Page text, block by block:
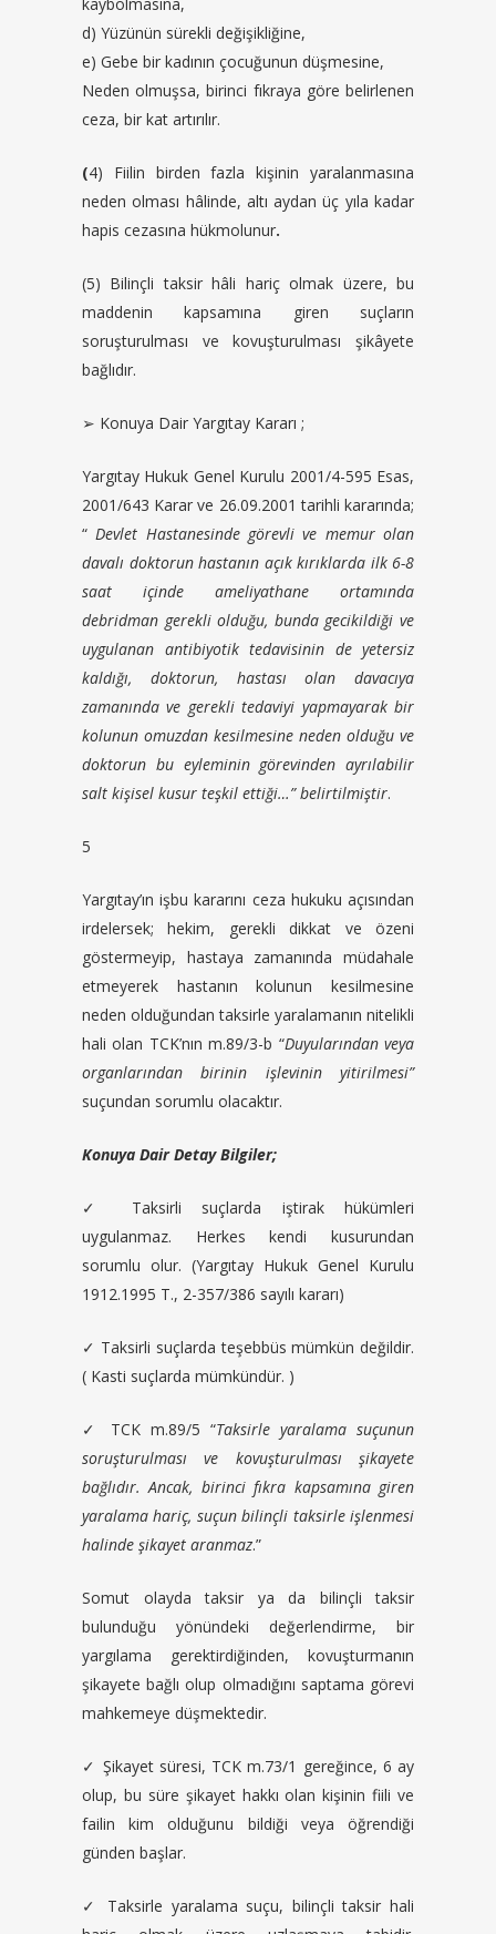
kaybolmasına,
d) Yüzünün sürekli değişikliğine,
e) Gebe bir kadının çocuğunun düşmesine,
Neden olmuşsa, birinci fıkraya göre belirlenen
ceza, bir kat artırılır.
(4) Fiilin birden fazla kişinin yaralanmasına
neden olması hâlinde, altı aydan üç yıla kadar
hapis cezasına hükmolunur.
(5) Bilinçli taksir hâli hariç olmak üzere, bu
maddenin kapsamına giren suçların
soruşturulması ve kovuşturulması şikâyete
bağlıdır.
➢ Konuya Dair Yargıtay Kararı ;
Yargıtay Hukuk Genel Kurulu 2001/4-595 Esas,
2001/643 Karar ve 26.09.2001 tarihli kararında;
“Devlet Hastanesinde görevli ve memur olan
davalı doktorun hastanın açık kırıklarda ilk 6-8
saat içinde ameliyathane ortamında
debridman gerekli olduğu, bunda gecikildiği ve
uygulanan antibiyotik tedavisinin de yetersiz
kaldığı, doktorun, hastası olan davacıya
zamanında ve gerekli tedaviyi yapmayarak bir
kolunun omuzdan kesilmesine neden olduğu ve
doktorun bu eyleminin görevinden ayrılabilir
salt kişisel kusur teşkil ettiği…” belirtilmiştir.
5
Yargıtay’ın işbu kararını ceza hukuku açısından
irdelersek; hekim, gerekli dikkat ve özeni
göstermeyip, hastaya zamanında müdahale
etmeyerek hastanın kolunun kesilmesine
neden olduğundan taksirle yaralamanın nitelikli
hali olan TCK’nın m.89/3-b “Duyularından veya
organlarından birinin işlevinin yitirilmesi”
suçundan sorumlu olacaktır.
Konuya Dair Detay Bilgiler;
✓ Taksirli suçlarda iştirak hükümleri
uygulanmaz. Herkes kendi kusurundan
sorumlu olur. (Yargıtay Hukuk Genel Kurulu
1912.1995 T., 2-357/386 sayılı kararı)
✓ Taksirli suçlarda teşebbüs mümkün değildir.
( Kasti suçlarda mümkündür. )
✓ TCK m.89/5 “Taksirle yaralama suçunun
soruşturulması ve kovuşturulması şikayete
bağlıdır. Ancak, birinci fıkra kapsamına giren
yaralama hariç, suçun bilinçli taksirle işlenmesi
halinde şikayet aranmaz.”
Somut olayda taksir ya da bilinçli taksir
bulunduğu yönündeki değerlendirme, bir
yargılama gerektirdiğinden, kovuşturmanın
şikayete bağlı olup olmadığını saptama görevi
mahkemeye düşmektedir.
✓ Şikayet süresi, TCK m.73/1 gereğince, 6 ay
olup, bu süre şikayet hakkı olan kişinin fiili ve
failin kim olduğunu bildiği veya öğrendiği
günden başlar.
✓ Taksirle yaralama suçu, bilinçli taksir hali